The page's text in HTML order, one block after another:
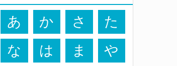
あ か さ
た
な
は ま
や